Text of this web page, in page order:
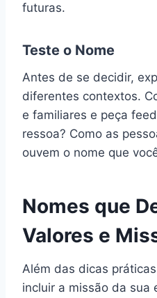
futuras.
Teste o Nome
Antes de se decidir,
diferentes contextos.
e familiares e peça
ressoa? Como as
ouvem o nome que
Nomes que
Valores e
Além das dicas
incluir a missão da sua